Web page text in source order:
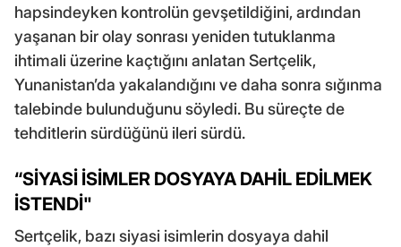
hapsindeyken kontrolün gevşetildiğini, ardından
yaşanan bir olay sonrası yeniden tutuklanma
ihtimali üzerine kaçtığını anlatan Sertçelik,
Yunanistan’da yakalandığını ve daha sonra sığınma
talebinde bulunduğunu söyledi. Bu süreçte de
tehditlerin sürdüğünü ileri sürdü.
“SİYASİ İSİMLER DOSYAYA DAHİL EDİLMEK
İSTENDİ"
Sertçelik, bazı siyasi isimlerin dosyaya dahil